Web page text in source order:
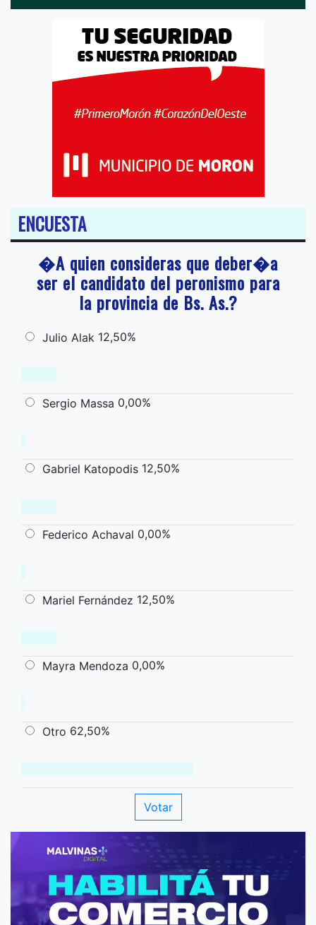
ENCUESTA
�A quien consideras que deber�a
ser el candidato del peronismo para
la provincia de Bs. As.?
Julio Alak 12,50%
Sergio Massa 0,00%
Gabriel Katopodis 12,50%
Federico Achaval 0,00%
Mariel Fernández 12,50%
Mayra Mendoza 0,00%
Otro 62,50%